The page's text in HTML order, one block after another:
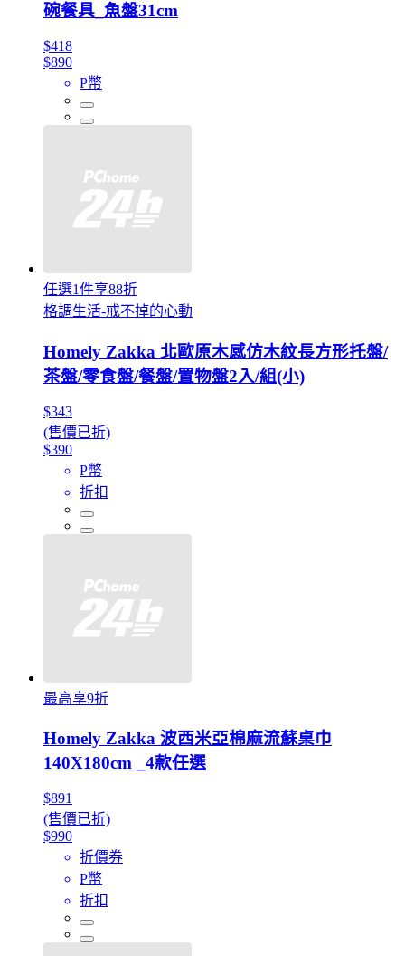
碗餐具_魚盤31cm
$418
$890
P幣
任選1件享88折
格調生活-戒不掉的心動
Homely Zakka 北歐原木感仿木紋長方形托盤/
茶盤/零食盤/餐盤/置物盤2入/組(小)
$343
(售價已折)
$390
P幣
折扣
最高享9折
Homely Zakka 波西米亞棉麻流蘇桌巾
140X180cm _4款任選
$891
(售價已折)
$990
折價券
P幣
折扣